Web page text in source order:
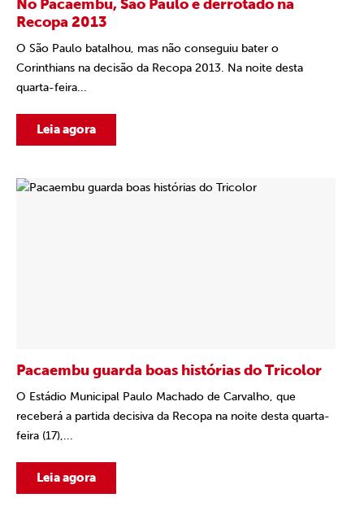
No Pacaembu, São Paulo é derrotado na
Recopa 2013
O São Paulo batalhou, mas não conseguiu bater o
Corinthians na decisão da Recopa 2013. Na noite desta
quarta-feira...
Leia agora
Pacaembu guarda boas histórias do Tricolor
O Estádio Municipal Paulo Machado de Carvalho, que
receberá a partida decisiva da Recopa na noite desta quarta-
feira (17),...
Leia agora